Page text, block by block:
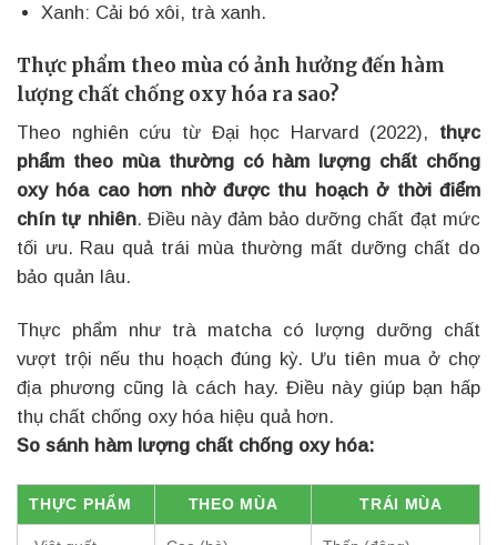
Xanh: Cải bó xôi, trà xanh.
Thực phẩm theo mùa có ảnh hưởng đến hàm
lượng chất chống oxy hóa ra sao?
Theo nghiên cứu từ Đại học Harvard (2022), thực
phẩm theo mùa thường có hàm lượng chất chống
oxy hóa cao hơn nhờ được thu hoạch ở thời điểm
chín tự nhiên. Điều này đảm bảo dưỡng chất đạt mức
tối ưu. Rau quả trái mùa thường mất dưỡng chất do
bảo quản lâu.
Thực phẩm như trà matcha có lượng dưỡng chất
vượt trội nếu thu hoạch đúng kỳ. Ưu tiên mua ở chợ
địa phương cũng là cách hay. Điều này giúp bạn hấp
thụ chất chống oxy hóa hiệu quả hơn.
So sánh hàm lượng chất chống oxy hóa:
THỰC PHẨM THEO MÙA TRÁI MÙA